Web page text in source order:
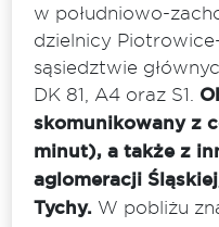
w południowo-
dzielnicy
sąsiedztwie
DK 81, A4 oraz S1.
skomunikowany z
minut), a także z
aglomeracji
Tychy.W pobliżu